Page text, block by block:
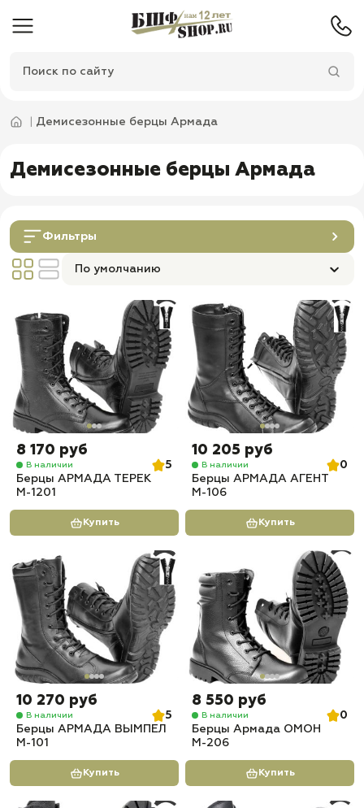
Демисезонные берцы Армада
Демисезонные берцы Армада
Фильтры
По умолчанию
8 170 руб
В наличии
5
Берцы АРМАДА ТЕРЕК
М-1201
Купить
10 205 руб
В наличии
0
Берцы АРМАДА АГЕНТ
М-106
Купить
10 270 руб
В наличии
5
Берцы АРМАДА ВЫМПЕЛ
М-101
Купить
8 550 руб
В наличии
0
Берцы Армада ОМОН
М-206
Купить